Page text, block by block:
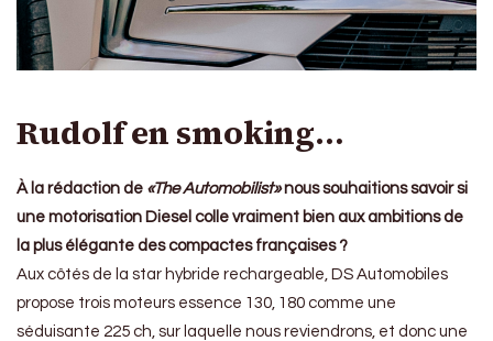
Rudolf en smoking…
À la rédaction de «The Automobilist»nous souhaitions savoir si
une motorisation Diesel colle vraiment bien aux ambitions de
la plus élégante des compactes françaises ?
Aux côtés de la star hybride rechargeable, DS Automobiles
propose trois moteurs essence 130, 180 comme une
séduisante 225 ch, sur laquelle nous reviendrons, et donc une